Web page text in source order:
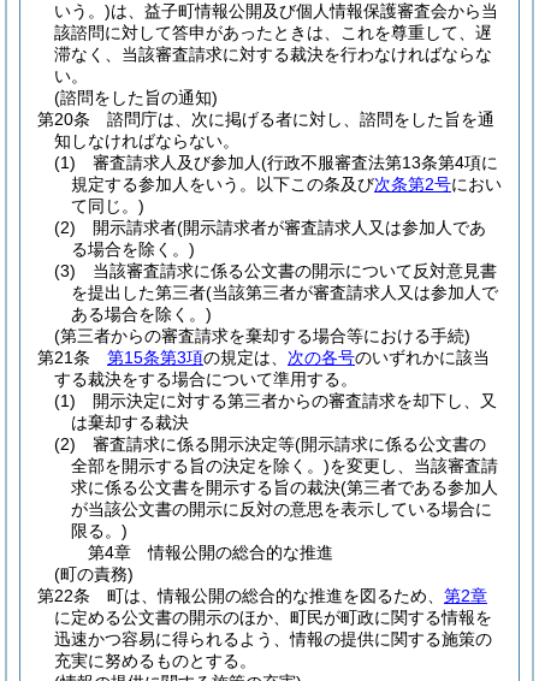
いう。)は、益子町情報公開及び個人情報保護審査会から当
該諮問に対して答申があったときは、これを尊重して、遅
滞なく、当該審査請求に対する裁決を行わなければならな
い。
(諮問をした旨の通知)
第20条
諮問庁は、次に掲げる者に対し、諮問をした旨を通
知しなければならない。
(1)
審査請求人及び参加人(行政不服審査法第13条第4項に
規定する参加人をいう。以下この条及び次条第2号におい
て同じ。)
(2)
開示請求者(開示請求者が審査請求人又は参加人であ
る場合を除く。)
(3)
当該審査請求に係る公文書の開示について反対意見書
を提出した第三者(当該第三者が審査請求人又は参加人で
ある場合を除く。)
(第三者からの審査請求を棄却する場合等における手続)
第21条
第15条第3項の規定は、 次の各号のいずれかに該当
する裁決をする場合について準用する。
(1)
開示決定に対する第三者からの審査請求を却下し、又
は棄却する裁決
(2)
審査請求に係る開示決定等(開示請求に係る公文書の
全部を開示する旨の決定を除く。)を変更し、当該審査請
求に係る公文書を開示する旨の裁決(第三者である参加人
が当該公文書の開示に反対の意思を表示している場合に
限る。)
第4章
情報公開の総合的な推進
(町の責務)
第22条
町は、情報公開の総合的な推進を図るため、 第2章
に定める公文書の開示のほか、町民が町政に関する情報を
迅速かつ容易に得られるよう、情報の提供に関する施策の
充実に努めるものとする。